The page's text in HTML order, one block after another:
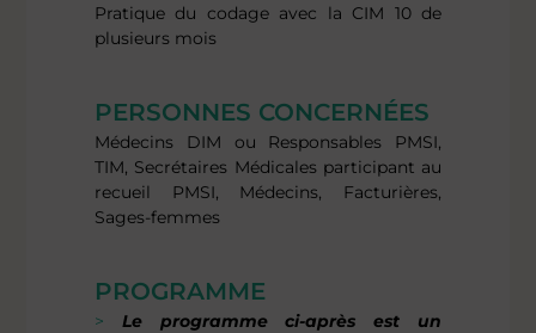
Pratique du codage avec la CIM 10 de
plusieurs mois
PERSONNES CONCERNÉES
Médecins DIM ou Responsables PMSI,
TIM, Secrétaires Médicales participant au
recueil PMSI, Médecins, Facturières,
Sages-femmes
PROGRAMME
Le programme ci-après est un